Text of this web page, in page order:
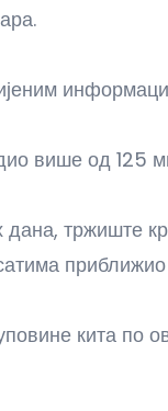
више од 125
тржиште
кита по